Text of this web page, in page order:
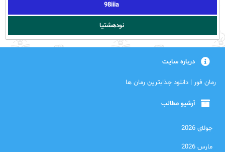
98iiia
نودهشتیا
درباره سایت
رمان فور | دانلود جذابترین رمان ها
آرشیو مطالب
جولای 2026
مارس 2026